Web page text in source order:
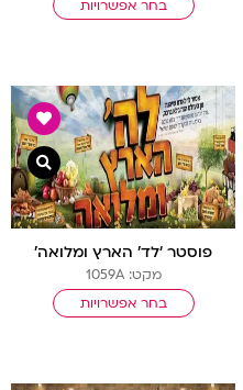
בחר אפשרויות
מהירה
פוסטר ‘לד’ הארץ ומלואה’
מקט: 1059A
בחר אפשרויות